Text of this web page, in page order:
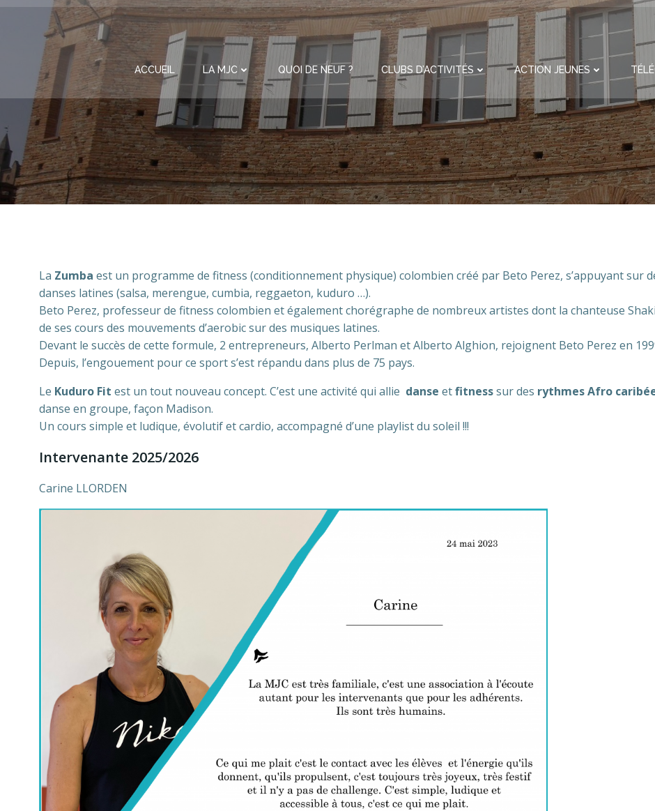
ACCUEIL LA MJC QUOI DE NEUF ? CLUBS D’ACTIVITÉS ACTION JEUNES
La Zumba est un programme de fitness (conditionnement physique) colombien créé par Beto Perez, s’appuyant sur
danses latines (salsa, merengue, cumbia, reggaeton, kuduro …).
Beto Perez, professeur de fitness colombien et également chorégraphe de nombreux artistes dont la chanteuse
de ses cours des mouvements d’aerobic sur des musiques latines.
Devant le succès de cette formule, 2 entrepreneurs, Alberto Perlman et Alberto Alghion, rejoignent Beto Perez en
Depuis, l’engouement pour ce sport s’est répandu dans plus de 75 pays.
Le Kuduro Fit est un tout nouveau concept. C’est une activité qui allie danse etfitnesssur des rythmes Afro
danse en groupe, façon Madison.
Un cours simple et ludique, évolutif et cardio, accompagné d’une playlist du soleil !!!
Intervenante 2025/2026
Carine LLORDEN